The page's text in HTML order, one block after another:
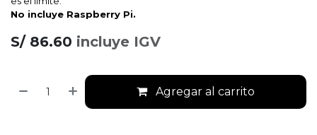
No incluye Raspberry Pi.
S/ 86.60 incluye IGV
Agregar al carrito